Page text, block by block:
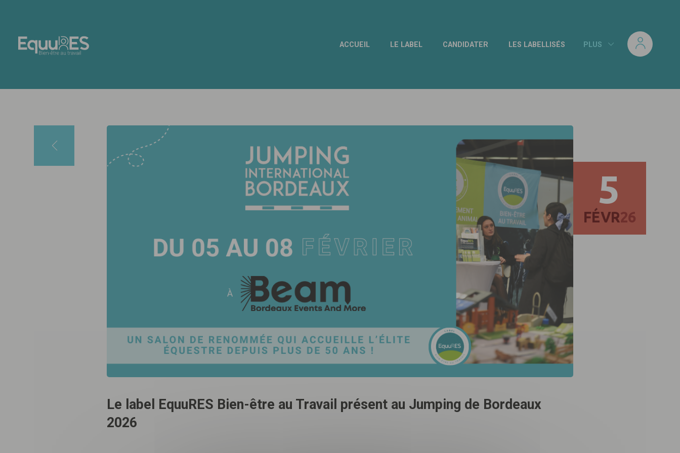
ACCUEIL LE LABEL CANDIDATER LES LABELLISÉS PLUS
5
FÉVR26
Le label EquuRES Bien-être au Travail présent au Jumping de Bordeaux
2026
Télécharger votre fichier